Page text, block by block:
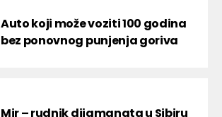
Auto koji može voziti 100 godina
bez ponovnog punjenja goriva
Mir – rudnik dijamanata u Sibiru